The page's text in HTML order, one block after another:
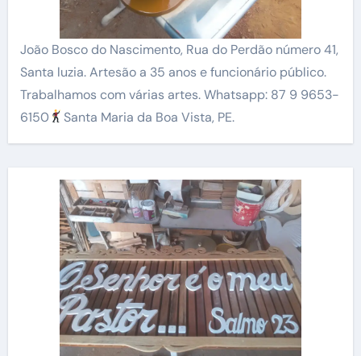
João Bosco do Nascimento, Rua do Perdão número 41,
Santa luzia. Artesão a 35 anos e funcionário público.
Trabalhamos com várias artes. Whatsapp: 87 9 9653-
6150
Santa Maria da Boa Vista, PE.